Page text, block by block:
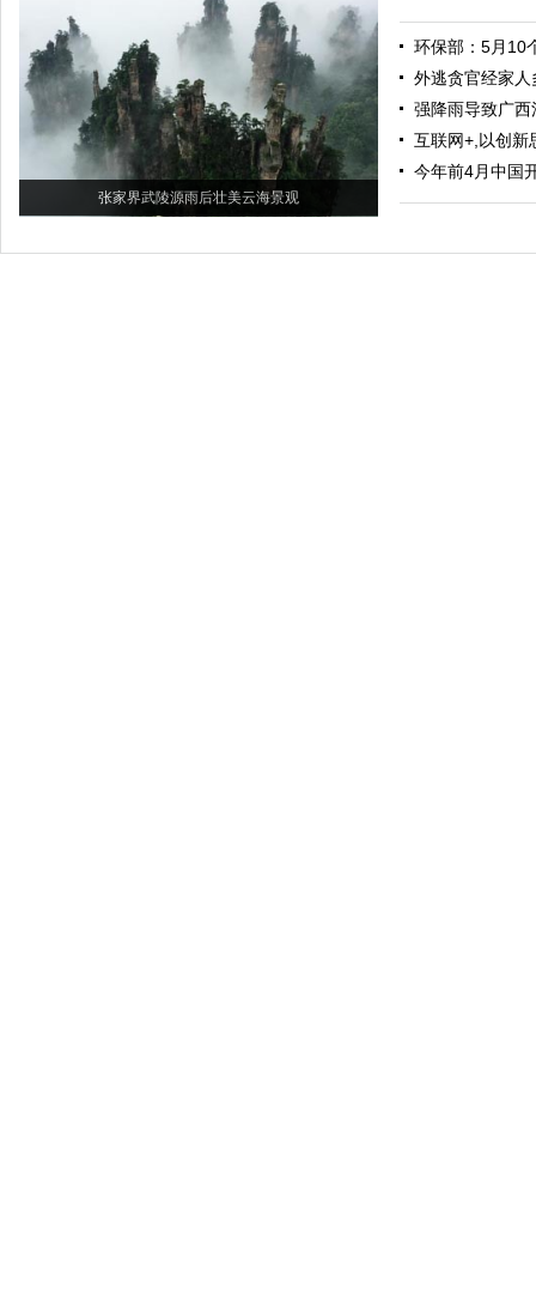
张家界武陵源雨后壮美云海景观
环保部：5月10
外逃贪官经家
强降雨导致广
互联网+,以创新
今年前4月中国